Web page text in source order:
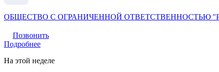
ОБЩЕСТВО С ОГРАНИЧЕННОЙ ОТВЕТСТВЕННОСТЬЮ
Позвонить
Подробнее
На этой неделе